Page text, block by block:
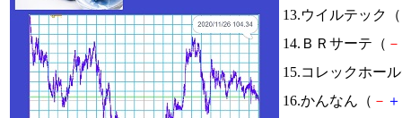
13.ウイルテック（
14.ＢＲサーテ（ －
15.コレックホー
16.かんなん（ － ＋